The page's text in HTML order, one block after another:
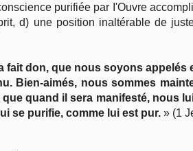
purifiée par I'Ouvre
d) une position inaltérable de
fait don, que nous soyons
Bien-aimés, nous sommes
quand il sera manifesté, nous
se purifie, comme lui est pur. » (1